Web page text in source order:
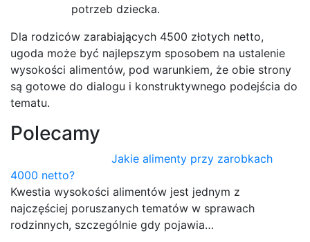
potrzeb dziecka.
Dla rodziców zarabiających 4500 złotych netto,
ugoda może być najlepszym sposobem na ustalenie
wysokości alimentów, pod warunkiem, że obie strony
są gotowe do dialogu i konstruktywnego podejścia do
tematu.
Polecamy
Jakie alimenty przy zarobkach
4000 netto?
Kwestia wysokości alimentów jest jednym z
najczęściej poruszanych tematów w sprawach
rodzinnych, szczególnie gdy pojawia…